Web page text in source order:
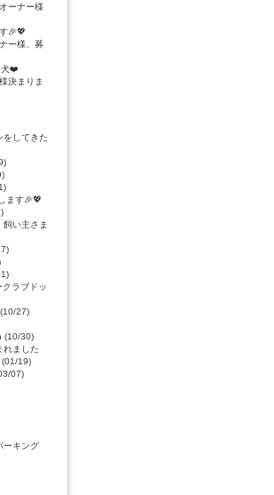
ーナー様
🎉💖
ー様、募
犬❤️
決まりま
をしてきた
ます🎉💖
飼い主さま
クラブドッ
27)
(10/30)
れました
(01/19)
07)
ーキング